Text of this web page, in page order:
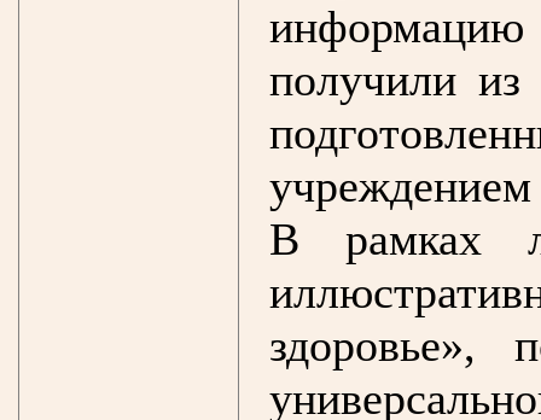
получили из
учреждением
В рамках
здоровье»,